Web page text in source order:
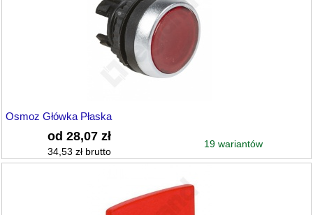
Osmoz Główka Płaska
od 28,07 zł
34,53 zł brutto
19 wariantów